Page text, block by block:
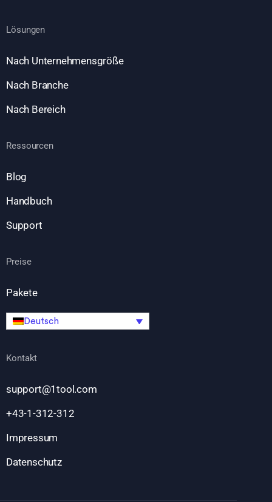
Lösungen
Nach Unternehmensgröße
Nach Branche
Nach Bereich
Ressourcen
Blog
Handbuch
Support
Preise
Pakete
Deutsch
Kontakt
support@1tool.com
+43-1-312-312
Impressum
Datenschutz